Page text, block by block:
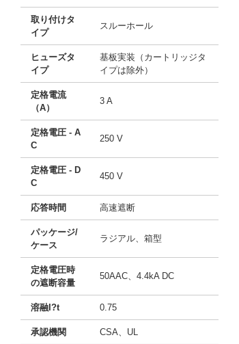
取り付けタ
イプ
スルーホール
ヒューズタ
イプ
基板実装（カートリッジタ
イプは除外）
定格電流
（A）
3 A
定格電圧 - A
C
250 V
定格電圧 - D
C
450 V
応答時間 高速遮断
パッケージ/
ケース
ラジアル、箱型
定格電圧時
の遮断容量
50AAC、4.4kA DC
溶融I?t 0.75
承認機関 CSA、UL